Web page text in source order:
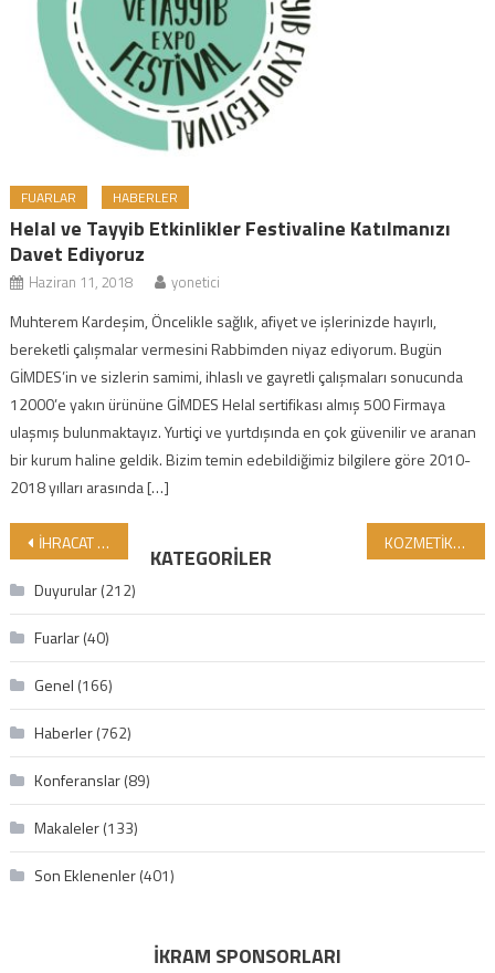
FUARLAR HABERLER
Helal ve Tayyib Etkinlikler Festivaline Katılmanızı
Davet Ediyoruz
Haziran 11, 2018 yonetici
Muhterem Kardeşim, Öncelikle sağlık, afiyet ve işlerinizde hayırlı,
bereketli çalışmalar vermesini Rabbimden niyaz ediyorum. Bugün
GİMDES’in ve sizlerin samimi, ihlaslı ve gayretli çalışmaları sonucunda
12000’e yakın ürününe GİMDES Helal sertifikası almış 500 Firmaya
ulaşmış bulunmaktayız. Yurtiçi ve yurtdışında en çok güvenilir ve aranan
bir kurum haline geldik. Bizim temin edebildiğimiz bilgilere göre 2010-
2018 yılları arasında […]
Yazı gezinmesi
İHRACAT PAZARIMIZDA GİMDES HELAL SERTİFİKALI ÜRÜN TALEBİ HIZLA BÜYÜYOR! KOZMETİK VE CİLT BAKIM ÜRÜNLERİNDE KANSERE NEDEN OLAN ZEHİRLİ KİMYASALLAR!
KATEGORILER
Duyurular(212)
Fuarlar(40)
Genel (166)
Haberler(762)
Konferanslar(89)
Makaleler(133)
Son Eklenenler(401)
İKRAM SPONSORLARI